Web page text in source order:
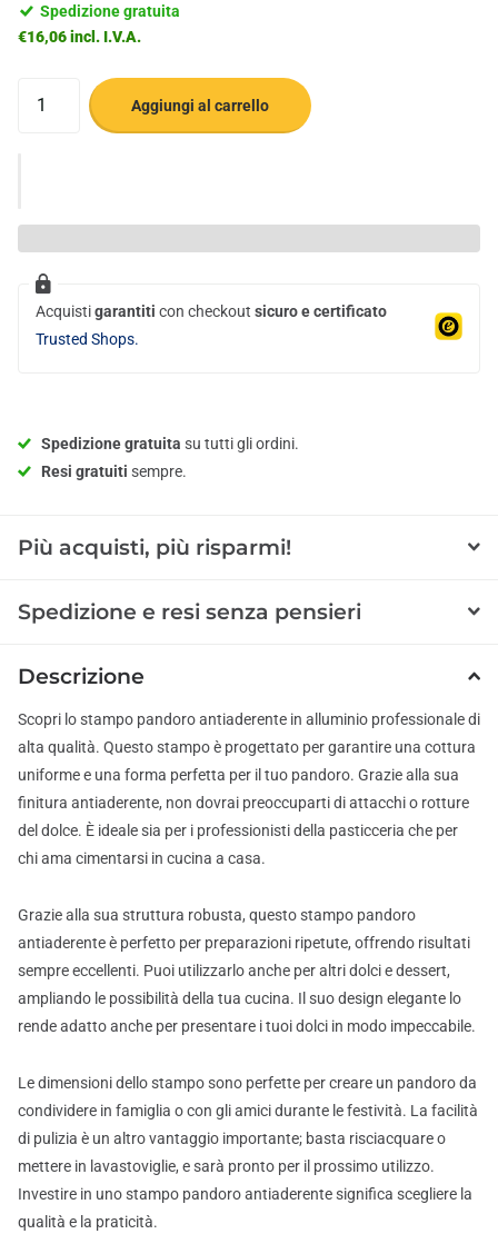
Spedizione gratuita
€16,06 incl. I.V.A.
Aggiungi al carrello
Acquistigarantiti con checkout sicuro e certificato
Trusted Shops.
Spedizione gratuita su tutti gli ordini.
Resi gratuiti sempre.
Più acquisti, più risparmi!
Spedizione e resi senza pensieri
Descrizione
Scopri lo stampo pandoro antiaderente in alluminio professionale di
alta qualità. Questo stampo è progettato per garantire una cottura
uniforme e una forma perfetta per il tuo pandoro. Grazie alla sua
finitura antiaderente, non dovrai preoccuparti di attacchi o rotture
del dolce. È ideale sia per i professionisti della pasticceria che per
chi ama cimentarsi in cucina a casa.
Grazie alla sua struttura robusta, questo stampo pandoro
antiaderente è perfetto per preparazioni ripetute, offrendo risultati
sempre eccellenti. Puoi utilizzarlo anche per altri dolci e dessert,
ampliando le possibilità della tua cucina. Il suo design elegante lo
rende adatto anche per presentare i tuoi dolci in modo impeccabile.
Le dimensioni dello stampo sono perfette per creare un pandoro da
condividere in famiglia o con gli amici durante le festività. La facilità
di pulizia è un altro vantaggio importante; basta risciacquare o
mettere in lavastoviglie, e sarà pronto per il prossimo utilizzo.
Investire in uno stampo pandoro antiaderente significa scegliere la
qualità e la praticità.